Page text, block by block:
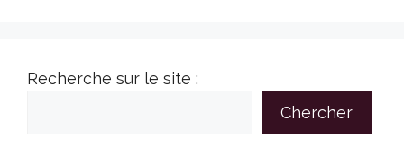
Recherche sur le site :
Chercher